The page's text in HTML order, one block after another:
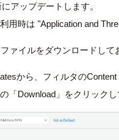
アップデートします。
用時は "Application and
ァイルをダウンロードして
から、フィルタのContent
「Download」をクリック